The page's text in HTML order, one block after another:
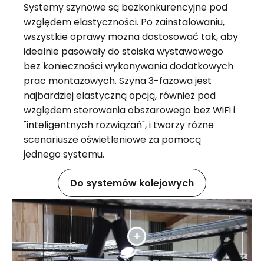
Systemy szynowe są bezkonkurencyjne pod
względem elastyczności. Po zainstalowaniu,
wszystkie oprawy można dostosować tak, aby
idealnie pasowały do stoiska wystawowego
bez konieczności wykonywania dodatkowych
prac montażowych. Szyna 3-fazowa jest
najbardziej elastyczną opcją, również pod
względem sterowania obszarowego bez WiFi i
"inteligentnych rozwiązań", i tworzy różne
scenariusze oświetleniowe za pomocą
jednego systemu.
Do systemów kolejowych